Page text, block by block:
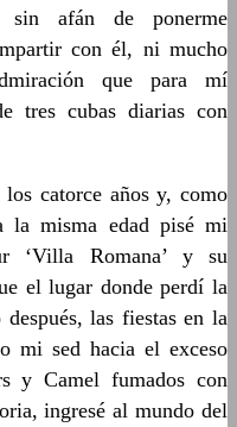
afán de ponerme
con él, ni mucho
que para mí
tres cubas diarias con
catorce años y, como
la misma edad pisé mi
‘Villa Romana’ y su
el lugar donde perdí la
las fiestas en la
mi sed hacia el exceso
y Camel fumados con
ingresé al mundo del